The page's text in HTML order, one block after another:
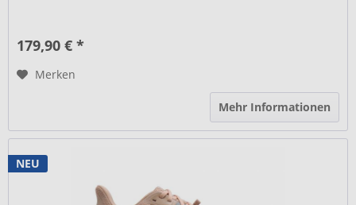
179,90 € *
Merken
Mehr Informationen
NEU